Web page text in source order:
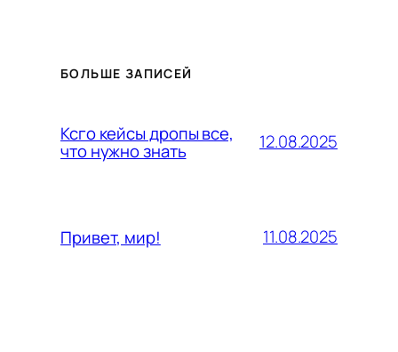
БОЛЬШЕ ЗАПИСЕЙ
Ксго кейсы дропы все,
что нужно знать 12.08.2025
Привет, мир! 11.08.2025